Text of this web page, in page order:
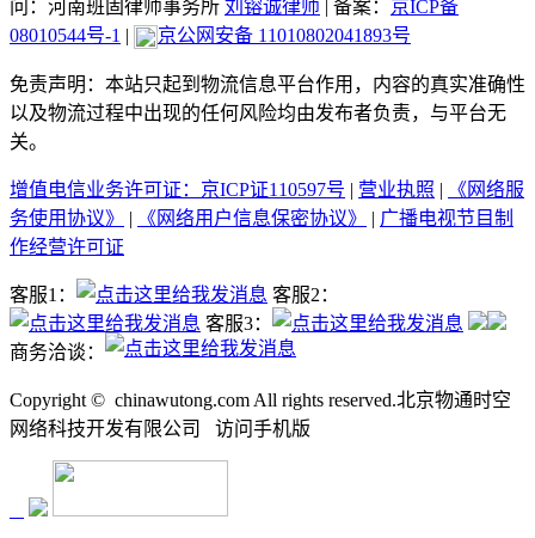
问：河南班固律师事务所 刘镕诚律师 备案： 京ICP备
08010544号-1 | 京公网安备 11010802041893号
免责声明：本站只起到物流信息平台作用，内容的真实准确性
以及物流过程中出现的任何风险均由发布者负责，与平台无
关。
增值电信业务许可证：京ICP证110597号 营业执照
《网络服
务使用协议》
《网络用户信息保密协议》
广播电视节目制
作经营许可证
客服1：
客服2：
客服3：
商务洽谈：
Copyright © chinawutong.com All rights reserved.北京物通时空
网络科技开发有限公司
访问 手机版